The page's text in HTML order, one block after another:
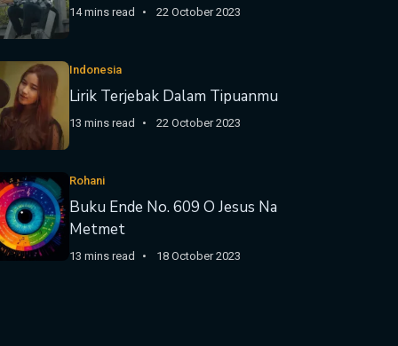
14 mins read 22 October 2023
Indonesia
Lirik Terjebak Dalam Tipuanmu
13 mins read 22 October 2023
Rohani
Buku Ende No. 609 O Jesus Na
Metmet
13 mins read 18 October 2023